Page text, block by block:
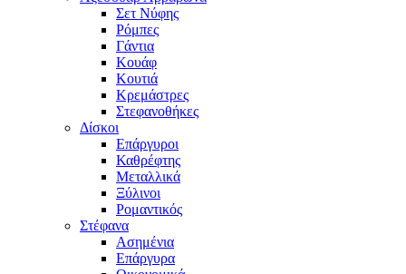
Σετ Νύφης
Ρόμπες
Γάντια
Κουάφ
Κουτιά
Κρεμάστρες
Στεφανοθήκες
Δίσκοι
Επάργυροι
Καθρέφτης
Μεταλλικά
Ξύλινοι
Ρομαντικός
Στέφανα
Ασημένια
Επάργυρα